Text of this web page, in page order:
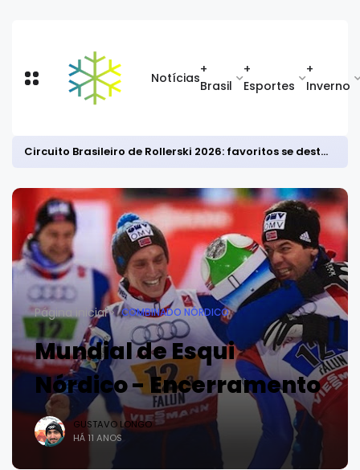
Notícias
+
Brasil
+
Esportes
+
Inverno
Circuito Brasileiro de Rollerski 2026: favoritos se destacam na abertura da temporada
Página inicial COMBINADO NÓRDICO
Mundial de Esqui
Nórdico - Encerramento
GUSTAVO LONGO
HÁ 11 ANOS